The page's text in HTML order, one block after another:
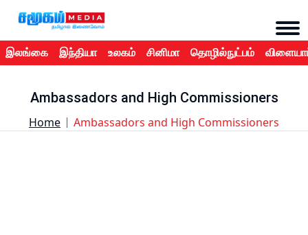
இலங்கை இந்தியா உலகம் சினிமா தொழில்நுட்பம்
Ambassadors and High Commissioners
Home Ambassadors and High Commissioners